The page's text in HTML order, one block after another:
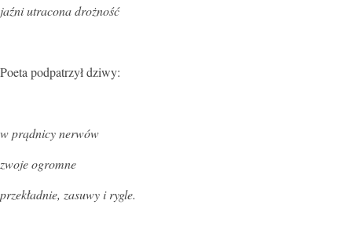
jaźni utracona drożność
Poeta podpatrzył dziwy:
w prądnicy nerwów
zwoje ogromne
przekładnie, zasuwy i rygle.